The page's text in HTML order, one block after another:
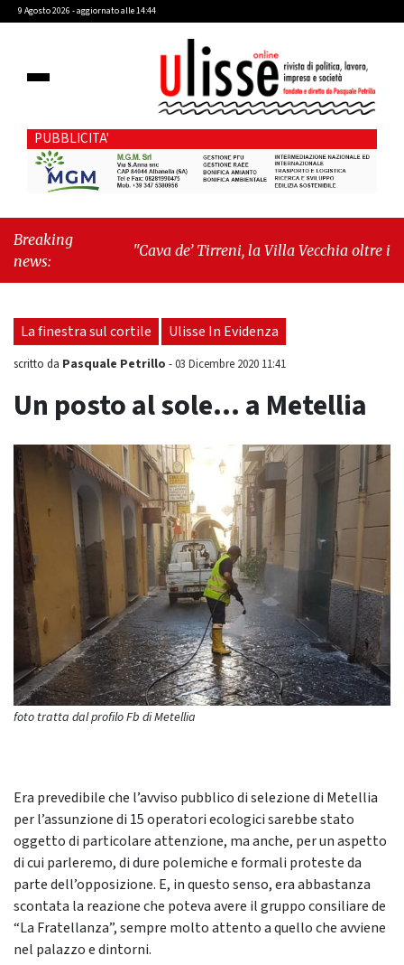
9 Agosto 2026 - aggiornato alle 14:44
PUBBLICITA'
Breaking
news:
"Cava de’ Tirreni, la Villa Vecchia oltre i vandali:
consiliare: “Serve chiarezza!”"
La finestra sul cortile Ulisse In Evidenza
scritto da Pasquale Petrillo -03 Dicembre 2020 11:41
Un posto al sole… a Metellia
foto tratta dal profilo Fb di Metellia
Era prevedibile che l’avviso pubblico di selezione di Metellia
per l’assunzione di 15 operatori ecologici sarebbe stato
oggetto di particolare attenzione, ma anche, per un aspetto
di cui parleremo, di dure polemiche e formali proteste da
parte dell’opposizione. E, in questo senso, era abbastanza
scontata la reazione che poteva avere il gruppo consiliare de
“La Fratellanza”, sempre molto attento a quello che avviene
nel palazzo e dintorni.